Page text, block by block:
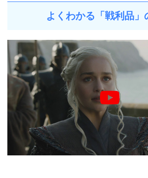
よくわかる「戦利品」